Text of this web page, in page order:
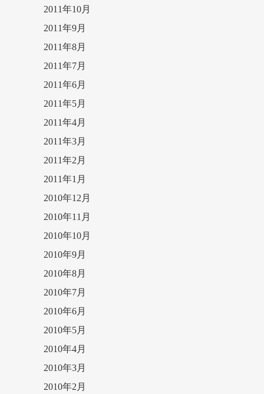
2011年10月
2011年9月
2011年8月
2011年7月
2011年6月
2011年5月
2011年4月
2011年3月
2011年2月
2011年1月
2010年12月
2010年11月
2010年10月
2010年9月
2010年8月
2010年7月
2010年6月
2010年5月
2010年4月
2010年3月
2010年2月